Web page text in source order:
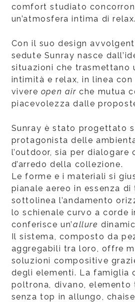
comfort studiato
un’atmosfera intima di relax.
Con il suo design
sedute Sunray nasce
situazioni che trasmettano
intimità e relax, in linea
vivere open air che mutua
piacevolezza dalle
Sunray è stato progettato
protagonista delle
l’outdoor, sia per dialogare
d’arredo della collezione.
Le forme e i materiali si
pianale aereo in essenza di
sottolinea l’andamento
lo schienale curvo a corde
conferisce un’allure
Il sistema, composto da
aggregabili tra loro, offre
soluzioni compositive
degli elementi. La famiglia
poltrona, divano, elemento
senza top in allungo,